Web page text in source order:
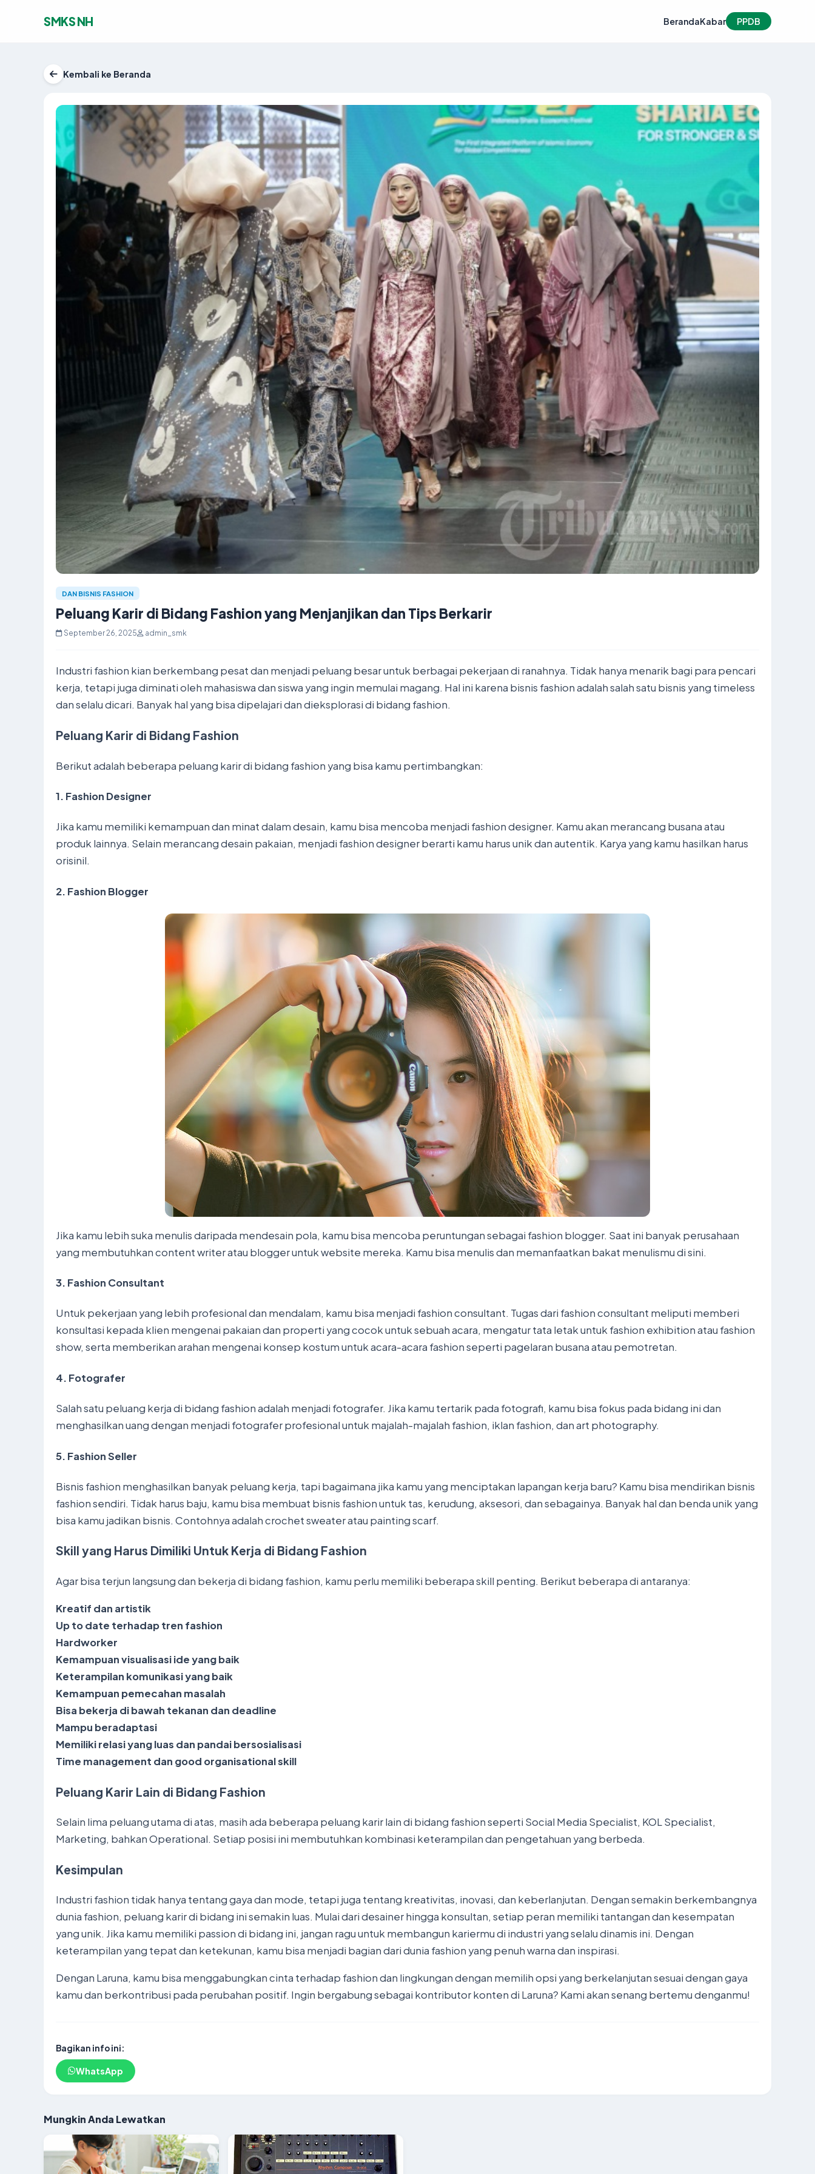
SMKS NH BerandaKabar PPDB
Kembali ke Beranda
DAN BISNIS FASHION
Peluang Karir di Bidang Fashion yang Menjanjikan dan Tips Berkarir
September 26, 2025 admin_smk
Industri fashion kian berkembang pesat dan menjadi peluang besar untuk berbagai pekerjaan di ranahnya. Tidak hanya menarik bagi para pencari
kerja, tetapi juga diminati oleh mahasiswa dan siswa yang ingin memulai magang. Hal ini karena bisnis fashion adalah salah satu bisnis yang timeless
dan selalu dicari. Banyak hal yang bisa dipelajari dan dieksplorasi di bidang fashion.
Peluang Karir di Bidang Fashion
Berikut adalah beberapa peluang karir di bidang fashion yang bisa kamu pertimbangkan:
1. Fashion Designer
Jika kamu memiliki kemampuan dan minat dalam desain, kamu bisa mencoba menjadi fashion designer. Kamu akan merancang busana atau
produk lainnya. Selain merancang desain pakaian, menjadi fashion designer berarti kamu harus unik dan autentik. Karya yang kamu hasilkan harus
orisinil.
2. Fashion Blogger
Jika kamu lebih suka menulis daripada mendesain pola, kamu bisa mencoba peruntungan sebagai fashion blogger. Saat ini banyak perusahaan
yang membutuhkan content writer atau blogger untuk website mereka. Kamu bisa menulis dan memanfaatkan bakat menulismu di sini.
3. Fashion Consultant
Untuk pekerjaan yang lebih profesional dan mendalam, kamu bisa menjadi fashion consultant. Tugas dari fashion consultant meliputi memberi
konsultasi kepada klien mengenai pakaian dan properti yang cocok untuk sebuah acara, mengatur tata letak untuk fashion exhibition atau fashion
show, serta memberikan arahan mengenai konsep kostum untuk acara-acara fashion seperti pagelaran busana atau pemotretan.
4. Fotografer
Salah satu peluang kerja di bidang fashion adalah menjadi fotografer. Jika kamu tertarik pada fotografi, kamu bisa fokus pada bidang ini dan
menghasilkan uang dengan menjadi fotografer profesional untuk majalah-majalah fashion, iklan fashion, dan art photography.
5. Fashion Seller
Bisnis fashion menghasilkan banyak peluang kerja, tapi bagaimana jika kamu yang menciptakan lapangan kerja baru? Kamu bisa mendirikan bisnis
fashion sendiri. Tidak harus baju, kamu bisa membuat bisnis fashion untuk tas, kerudung, aksesori, dan sebagainya. Banyak hal dan benda unik yang
bisa kamu jadikan bisnis. Contohnya adalah crochet sweater atau painting scarf.
Skill yang Harus Dimiliki Untuk Kerja di Bidang Fashion
Agar bisa terjun langsung dan bekerja di bidang fashion, kamu perlu memiliki beberapa skill penting. Berikut beberapa di antaranya:
Kreatif dan artistik
Up to date terhadap tren fashion
Hardworker
Kemampuan visualisasi ide yang baik
Keterampilan komunikasi yang baik
Kemampuan pemecahan masalah
Bisa bekerja di bawah tekanan dan deadline
Mampu beradaptasi
Memiliki relasi yang luas dan pandai bersosialisasi
Time management dan good organisational skill
Peluang Karir Lain di Bidang Fashion
Selain lima peluang utama di atas, masih ada beberapa peluang karir lain di bidang fashion seperti Social Media Specialist, KOL Specialist,
Marketing, bahkan Operational. Setiap posisi ini membutuhkan kombinasi keterampilan dan pengetahuan yang berbeda.
Kesimpulan
Industri fashion tidak hanya tentang gaya dan mode, tetapi juga tentang kreativitas, inovasi, dan keberlanjutan. Dengan semakin berkembangnya
dunia fashion, peluang karir di bidang ini semakin luas. Mulai dari desainer hingga konsultan, setiap peran memiliki tantangan dan kesempatan
yang unik. Jika kamu memiliki passion di bidang ini, jangan ragu untuk membangun kariermu di industri yang selalu dinamis ini. Dengan
keterampilan yang tepat dan ketekunan, kamu bisa menjadi bagian dari dunia fashion yang penuh warna dan inspirasi.
Dengan Laruna, kamu bisa menggabungkan cinta terhadap fashion dan lingkungan dengan memilih opsi yang berkelanjutan sesuai dengan gaya
kamu dan berkontribusi pada perubahan positif. Ingin bergabung sebagai kontributor konten di Laruna? Kami akan senang bertemu denganmu!
Bagikan info ini:
WhatsApp
Mungkin Anda Lewatkan